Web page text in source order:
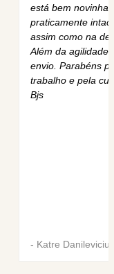
está bem novinha,
praticamente
assim como na
Além da agilidade
envio. Parabéns
trabalho e pela
Bjs
- Katre Danilevicius